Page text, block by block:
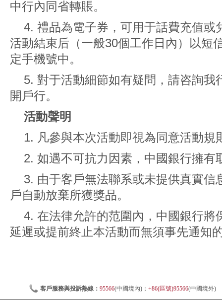
中行內同省轉賬。
4. 禮品為電子券，可用于話費充值或
活動結束后（一般30個工作日內）以短
定手機號中。
5. 對于活動細節如有疑問，請咨詢我
開戶行。
活動聲明
1. 凡參與本次活動即視為同意活動規
2. 如遇不可抗力因素，中國銀行擁有
3. 由于客戶無法聯系或未提供真實信
戶自動放棄所獲獎品。
4. 在法律允許的范圍內，中國銀行將
延遲或提前終止本活動而無須事先通知
客戶服務與投訴熱線： 95566(中國境內)； +86(區號)95566(中國境外)